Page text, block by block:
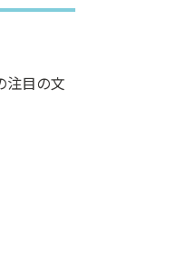
注目の文